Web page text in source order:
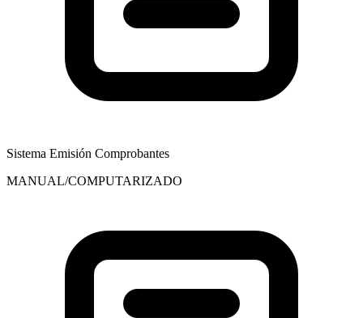
Sistema Emisión Comprobantes
MANUAL/COMPUTARIZADO